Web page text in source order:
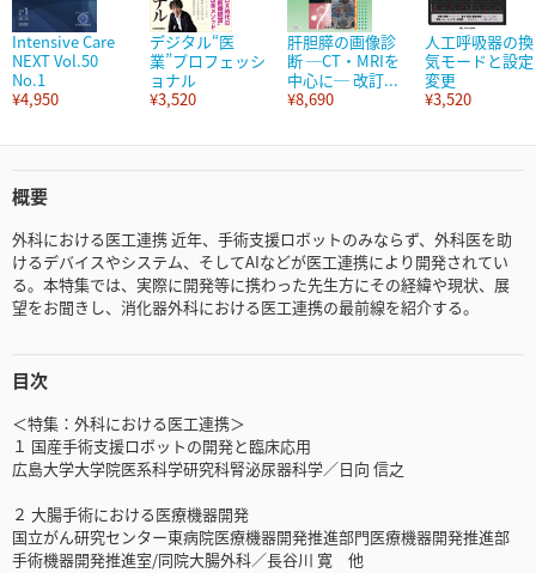
Intensive Care
NEXT Vol.50
No.1
¥4,950
デジタル“医
業”プロフェッシ
ョナル
¥3,520
肝胆膵の画像診
断 ─CT・MRIを
中心に─ 改訂...
¥8,690
人工呼吸器の換
気モードと設定
変更
¥3,520
概要
外科における医工連携 近年、手術支援ロボットのみならず、外科医を助
けるデバイスやシステム、そしてAIなどが医工連携により開発されてい
る。本特集では、実際に開発等に携わった先生方にその経緯や現状、展
望をお聞きし、消化器外科における医工連携の最前線を紹介する。
目次
＜特集：外科における医工連携＞
１ 国産手術支援ロボットの開発と臨床応用
広島大学大学院医系科学研究科腎泌尿器科学／日向 信之
２ 大腸手術における医療機器開発
国立がん研究センター東病院医療機器開発推進部門医療機器開発推進部
手術機器開発推進室/同院大腸外科／長谷川 寛 他